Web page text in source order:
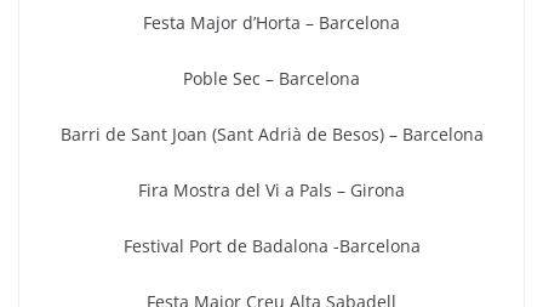
Festa Major d’Horta – Barcelona
Poble Sec – Barcelona
Barri de Sant Joan (Sant Adrià de Besos) – Barcelona
Fira Mostra del Vi a Pals – Girona
Festival Port de Badalona -Barcelona
Festa Major Creu Alta Sabadell